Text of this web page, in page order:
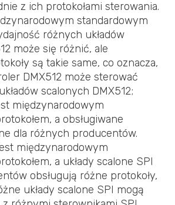
z ich protokołami sterowania.
standardowym
różnych układów
może się różnić, ale
są takie same, co oznacza,
DMX512 może sterować
scalonych DMX512;
międzynarodowym
a obsługiwane
dla różnych producentów.
międzynarodowym
a układy scalone SPI
obsługują różne protokoły,
układy scalone SPI mogą